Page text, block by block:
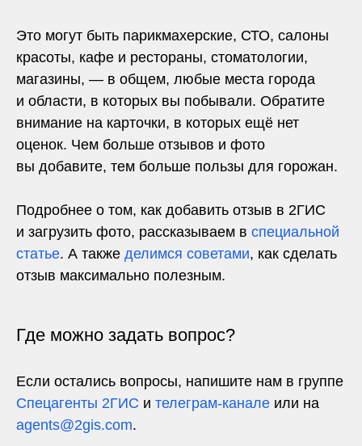
Это могут быть парикмахерские, СТО, салоны
красоты, кафе и рестораны, стоматологии,
магазины, — в общем, любые места города
и области, в которых вы побывали. Обратите
внимание на карточки, в которых ещё нет
оценок. Чем больше отзывов и фото
вы добавите, тем больше пользы для горожан.
Подробнее о том, как добавить отзыв в 2ГИС
и загрузить фото, рассказываем в специальной
статье. А также делимся советами, как сделать
отзыв максимально полезным.
Где можно задать вопрос?
Если остались вопросы, напишите нам в группе
Спецагенты 2ГИС и телеграм-канале или на
agents@2gis.com.